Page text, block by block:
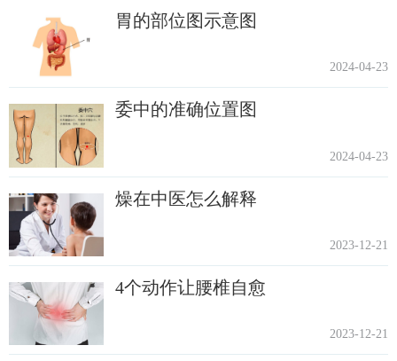
胃的部位图示意图
2024-04-23
委中的准确位置图
2024-04-23
燥在中医怎么解释
2023-12-21
4个动作让腰椎自愈
2023-12-21